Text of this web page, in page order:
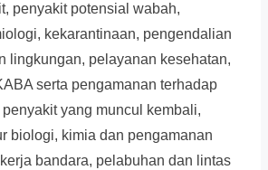
penyakit potensial wabah,
kekarantinaan, pengendalian
lingkungan, pelayanan kesehatan,
serta pengamanan terhadap
yang muncul kembali,
biologi, kimia dan pengamanan
bandara, pelabuhan dan lintas